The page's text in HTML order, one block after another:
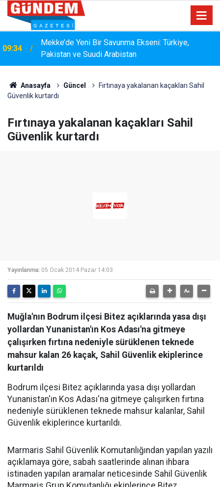
09:34
Mekke’de Yeni Bir Savunma Ekseni: Türkiye,
Pakistan ve Suudi Arabistan
Anasayfa Güncel
Fırtınaya yakalanan kaçakları Sahil
Güvenlik kurtardı
Fırtınaya yakalanan kaçakları Sahil
Güvenlik kurtardı
Yayınlanma: 05 Ocak 2014 Pazar 14:03
Muğla'nın Bodrum ilçesi Bitez açıklarında yasa dışı
yollardan Yunanistan'ın Kos Adası'na gitmeye
çalışırken fırtına nedeniyle sürüklenen teknede
mahsur kalan 26 kaçak, Sahil Güvenlik ekiplerince
kurtarıldı
Bodrum ilçesi Bitez açıklarında yasa dışı yollardan
Yunanistan'ın Kos Adası'na gitmeye çalışırken fırtına
nedeniyle sürüklenen teknede mahsur kalanlar, Sahil
Güvenlik ekiplerince kurtarıldı.
Marmaris Sahil Güvenlik Komutanlığından yapılan yazılı
açıklamaya göre, sabah saatlerinde alınan ihbara
istinaden yapılan aramalar neticesinde Sahil Güvenlik